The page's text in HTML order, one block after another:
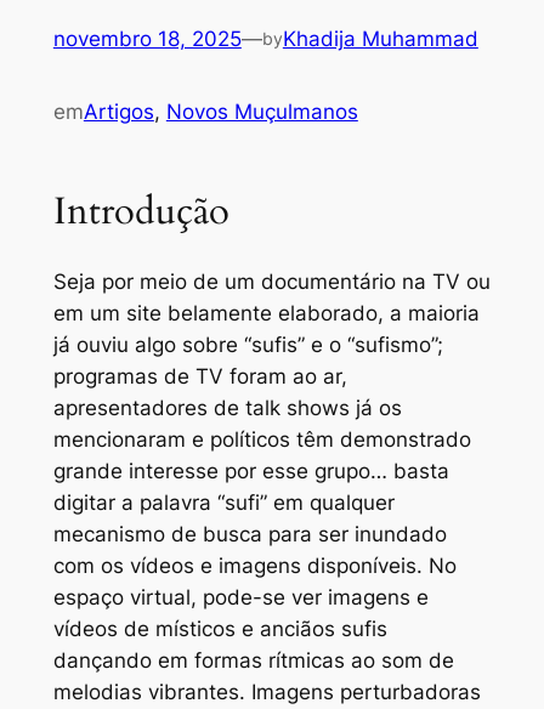
novembro 18, 2025—byKhadija Muhammad
emArtigos, Novos Muçulmanos
Introdução
Seja por meio de um documentário na TV ou
em um site belamente elaborado, a maioria
já ouviu algo sobre “sufis” e o “sufismo”;
programas de TV foram ao ar,
apresentadores de talk shows já os
mencionaram e políticos têm demonstrado
grande interesse por esse grupo… basta
digitar a palavra “sufi” em qualquer
mecanismo de busca para ser inundado
com os vídeos e imagens disponíveis. No
espaço virtual, pode-se ver imagens e
vídeos de místicos e anciãos sufis
dançando em formas rítmicas ao som de
melodias vibrantes. Imagens perturbadoras